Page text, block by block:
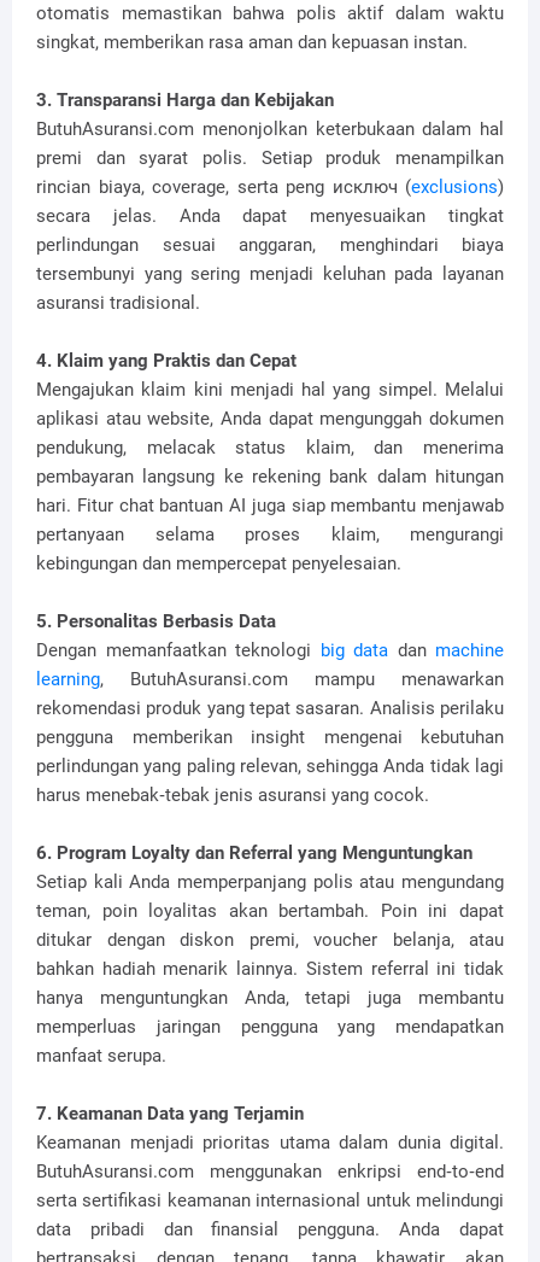
otomatis memastikan bahwa polis aktif dalam waktu
singkat, memberikan rasa aman dan kepuasan instan.
3. Transparansi Harga dan Kebijakan
ButuhAsuransi.com menonjolkan keterbukaan dalam hal
premi dan syarat polis. Setiap produk menampilkan
rincian biaya, coverage, serta peng исключ (exclusions)
secara jelas. Anda dapat menyesuaikan tingkat
perlindungan sesuai anggaran, menghindari biaya
tersembunyi yang sering menjadi keluhan pada layanan
asuransi tradisional.
4. Klaim yang Praktis dan Cepat
Mengajukan klaim kini menjadi hal yang simpel. Melalui
aplikasi atau website, Anda dapat mengunggah dokumen
pendukung, melacak status klaim, dan menerima
pembayaran langsung ke rekening bank dalam hitungan
hari. Fitur chat bantuan AI juga siap membantu menjawab
pertanyaan selama proses klaim, mengurangi
kebingungan dan mempercepat penyelesaian.
5. Personalitas Berbasis Data
Dengan memanfaatkan teknologi big data dan machine
learning, ButuhAsuransi.com mampu menawarkan
rekomendasi produk yang tepat sasaran. Analisis perilaku
pengguna memberikan insight mengenai kebutuhan
perlindungan yang paling relevan, sehingga Anda tidak lagi
harus menebak‑tebak jenis asuransi yang cocok.
6. Program Loyalty dan Referral yang Menguntungkan
Setiap kali Anda memperpanjang polis atau mengundang
teman, poin loyalitas akan bertambah. Poin ini dapat
ditukar dengan diskon premi, voucher belanja, atau
bahkan hadiah menarik lainnya. Sistem referral ini tidak
hanya menguntungkan Anda, tetapi juga membantu
memperluas jaringan pengguna yang mendapatkan
manfaat serupa.
7. Keamanan Data yang Terjamin
Keamanan menjadi prioritas utama dalam dunia digital.
ButuhAsuransi.com menggunakan enkripsi end‑to‑end
serta sertifikasi keamanan internasional untuk melindungi
data pribadi dan finansial pengguna. Anda dapat